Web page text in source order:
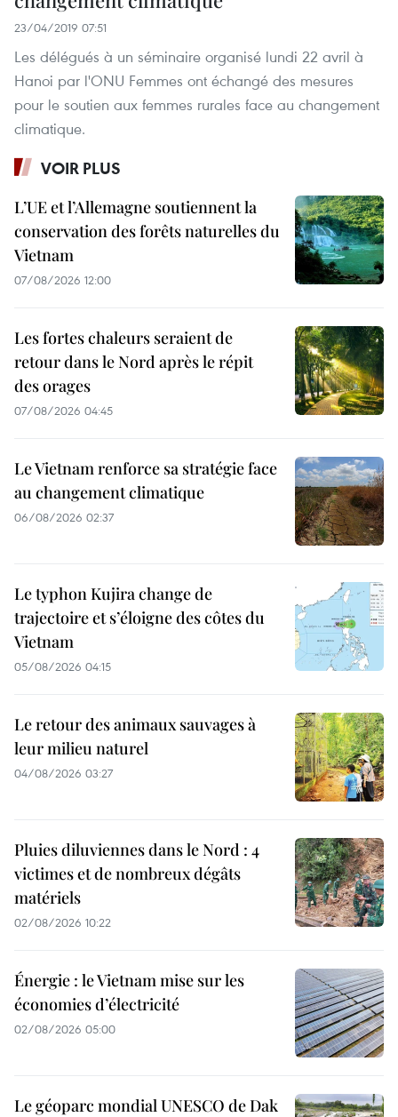
23/04/2019 07:51
Les délégués à un séminaire organisé lundi 22 avril à
Hanoi par l'ONU Femmes ont échangé des mesures
pour le soutien aux femmes rurales face au changement
climatique.
VOIR PLUS
L’UE et l’Allemagne soutiennent la
conservation des forêts naturelles du
Vietnam
07/08/2026 12:00
Les fortes chaleurs seraient de
retour dans le Nord après le répit
des orages
07/08/2026 04:45
Le Vietnam renforce sa stratégie face
au changement climatique
06/08/2026 02:37
Le typhon Kujira change de
trajectoire et s’éloigne des côtes du
Vietnam
05/08/2026 04:15
Le retour des animaux sauvages à
leur milieu naturel
04/08/2026 03:27
Pluies diluviennes dans le Nord : 4
victimes et de nombreux dégâts
matériels
02/08/2026 10:22
Énergie : le Vietnam mise sur les
économies d’électricité
02/08/2026 05:00
Le géoparc mondial UNESCO de Dak